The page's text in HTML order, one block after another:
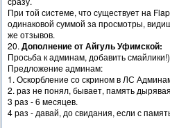
При той системе, что существует на
одинаковой суммой за просмотры,
же отзывов.
20. Дополнение от Айгуль Уфимской:
Просьба к админам, добавить
Предложение админам:
1. Оскорбление со скрином в ЛС
2. раз не понял, бывает, память
3 раз - 6 месяцев.
4 раз - давай, до свидания, если с